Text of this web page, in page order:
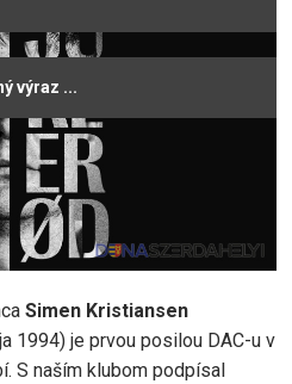
Simen Kristiansen
1994) je prvou posilou DAC-u v
S naším klubom podpísal